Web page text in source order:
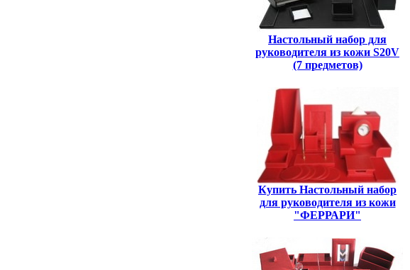
Настольный набор для
руководителя из кожи S20V
(7 предметов)
Купить Настольный набор
для руководителя из кожи
"ФЕРРАРИ"